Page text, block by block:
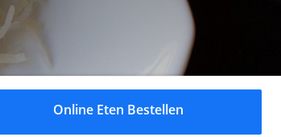
Menu's voor meerdere personen
Online Eten Bestellen